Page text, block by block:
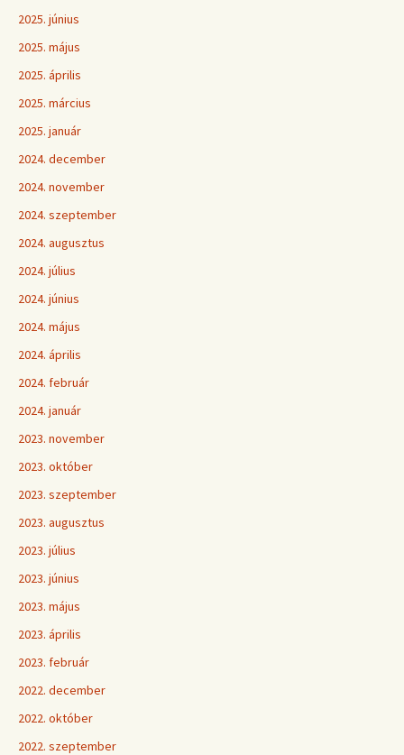
2025. június
2025. május
2025. április
2025. március
2025. január
2024. december
2024. november
2024. szeptember
2024. augusztus
2024. július
2024. június
2024. május
2024. április
2024. február
2024. január
2023. november
2023. október
2023. szeptember
2023. augusztus
2023. július
2023. június
2023. május
2023. április
2023. február
2022. december
2022. október
2022. szeptember